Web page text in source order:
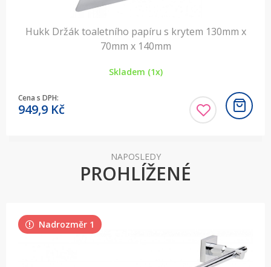
Hukk Držák toaletního papíru s krytem 130mm x
70mm x 140mm
Skladem (1x)
Cena s DPH:
949,9 Kč
NAPOSLEDY
PROHLÍŽENÉ
Nadrozměr 1